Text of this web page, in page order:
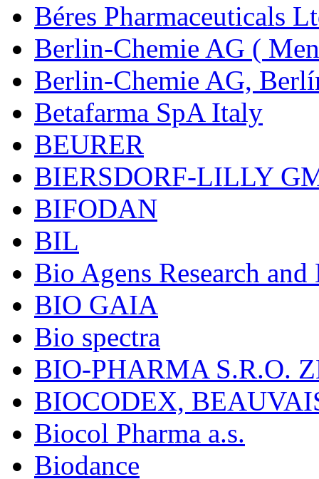
Béres Pharmaceuticals
Berlin-Chemie AG (
Berlin-Chemie AG,
Betafarma SpA Italy
BEURER
BIERSDORF-LILLY
BIFODAN
BIL
Bio Agens Research
BIO GAIA
Bio spectra
BIO-PHARMA S.R.O.
BIOCODEX,
Biocol Pharma a.s.
Biodance